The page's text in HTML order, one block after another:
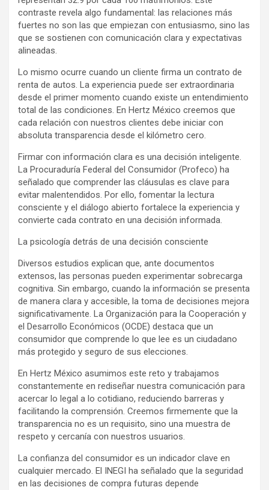
contraste revela algo fundamental: las relaciones más
fuertes no son las que empiezan con entusiasmo, sino las
que se sostienen con comunicación clara y expectativas
alineadas.
Lo mismo ocurre cuando un cliente firma un contrato de
renta de autos. La experiencia puede ser extraordinaria
desde el primer momento cuando existe un entendimiento
total de las condiciones. En Hertz México creemos que
cada relación con nuestros clientes debe iniciar con
absoluta transparencia desde el kilómetro cero.
Firmar con información clara es una decisión inteligente.
La Procuraduría Federal del Consumidor (Profeco) ha
señalado que comprender las cláusulas es clave para
evitar malentendidos. Por ello, fomentar la lectura
consciente y el diálogo abierto fortalece la experiencia y
convierte cada contrato en una decisión informada.
La psicología detrás de una decisión consciente
Diversos estudios explican que, ante documentos
extensos, las personas pueden experimentar sobrecarga
cognitiva. Sin embargo, cuando la información se presenta
de manera clara y accesible, la toma de decisiones mejora
significativamente. La Organización para la Cooperación y
el Desarrollo Económicos (OCDE) destaca que un
consumidor que comprende lo que lee es un ciudadano
más protegido y seguro de sus elecciones.
En Hertz México asumimos este reto y trabajamos
constantemente en rediseñar nuestra comunicación para
acercar lo legal a lo cotidiano, reduciendo barreras y
facilitando la comprensión. Creemos firmemente que la
transparencia no es un requisito, sino una muestra de
respeto y cercanía con nuestros usuarios.
La confianza del consumidor es un indicador clave en
cualquier mercado. El INEGI ha señalado que la seguridad
en las decisiones de compra futuras depende